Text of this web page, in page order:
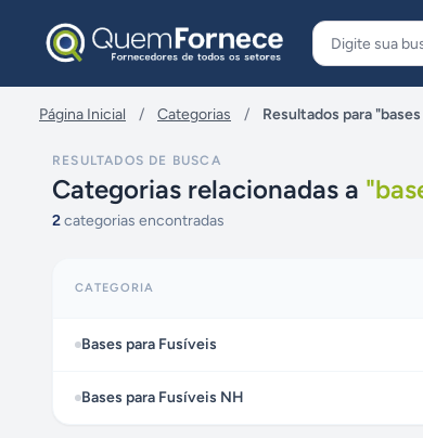
Página Inicial / Categorias / Resultados para
RESULTADOS DE BUSCA
Categorias relacionadas a "
2categorias encontradas
CATEGORIA
Bases para Fusíveis
Bases para Fusíveis NH